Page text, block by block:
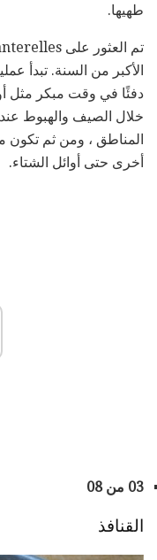
طهيها.
الأكبر من السنة. تبدأ
دفئًا في وقت مبكر مثل
خلال الصيف والهبوط
المناطق ، ومن ثم تكون
أخرى حتى أوائل الشتاء.
03 من 08
القنافذ